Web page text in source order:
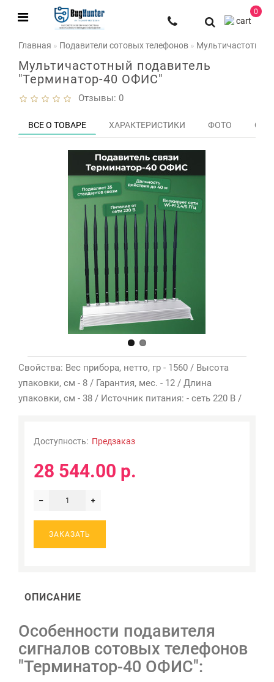
0
Главная Подавители сотовых телефонов Мультичастотный
Мультичастотный подавитель
"Терминатор-40 ОФИС"
Отзывы: 0
ВСЕ О ТОВАРЕ ХАРАКТЕРИСТИКИ ФОТО
Свойства: Вес прибора, нетто, гр - 1560 / Высота
упаковки, см - 8 / Гарантия, мес. - 12 / Длина
упаковки, см - 38 / Источник питания: - сеть 220 В /
Доступность: Предзаказ
28 544.00 р.
ЗАКАЗАТЬ
ОПИСАНИЕ
Особенности подавителя
сигналов сотовых телефонов
"Терминатор-40 ОФИС":